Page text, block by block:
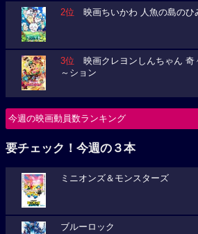
2位 映画ちいかわ 人魚の島のひ
3位 映画クレヨンしんちゃん 奇
～ション
今週の映画動員数ランキング
要チェック！今週の３本
ミニオンズ＆モンスターズ
ブルーロック